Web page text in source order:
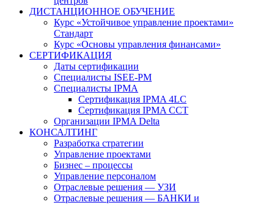
ДИСТАНЦИОННОЕ ОБУЧЕНИЕ
Курс «Устойчивое управление проектами»
Стандарт
Курс «Основы управления финансами»
СЕРТИФИКАЦИЯ
Даты сертификации
Специалисты ISEE-PM
Специалисты IPMA
Сертификация IPMA 4LC
Сертификация IPMA CCT
Организации IPMA Delta
КОНСАЛТИНГ
Разработка стратегии
Управление проектами
Бизнес – процессы
Управление персоналом
Отраслевые решения — УЗИ
Отраслевые решения — БАНКИ и